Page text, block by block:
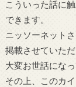
こういった話に
できます。
ニッソーネット
掲載させていた
大変お世話になっ
その上、このカ